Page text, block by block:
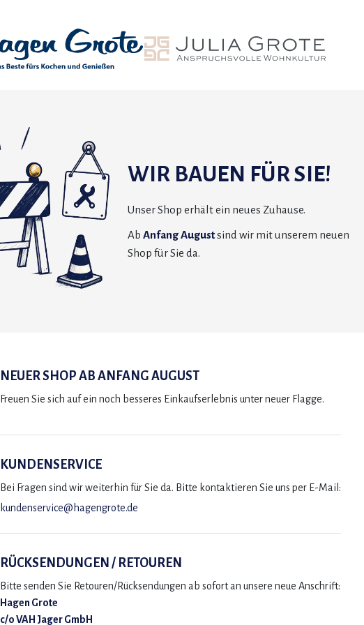
WIR BAUEN FÜR SIE!
Unser Shop erhält ein neues Zuhause.
Ab Anfang Augustsind wir mit unserem neuen
Shop für Sie da.
NEUER SHOP AB ANFANG AUGUST
Freuen Sie sich auf ein noch besseres Einkaufserlebnis unter neuer Flagge.
KUNDENSERVICE
Bei Fragen sind wir weiterhin für Sie da. Bitte kontaktieren Sie uns per E-Mail:
kundenservice@hagengrote.de
RÜCKSENDUNGEN / RETOUREN
Bitte senden Sie Retouren/Rücksendungen ab sofort an unsere neue Anschrift:
Hagen Grote
c/o VAH Jager GmbH